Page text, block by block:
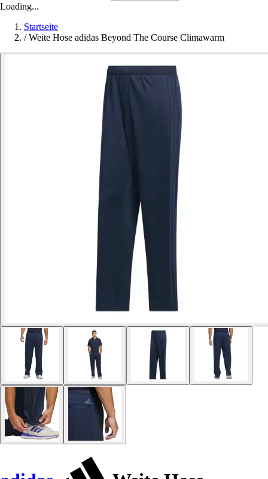
Loading...
Startseite
/ Weite Hose adidas Beyond The Course Climawarm